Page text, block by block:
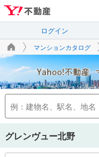
ログイン
マンションカタログ
グレンヴュー北野